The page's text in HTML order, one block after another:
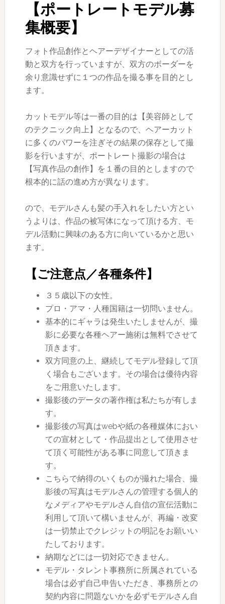
【ポートレートモデル募
集概要】
フォト作品創作とヘアーデザイナーとしての活
動と双方を行っていますが、双方のボーダーを
余り意識せずに１つの作品を撮る事を目的とし
ます。
カットモデル等は一番の目的は【美容師として
のテクニック向上】となるので、ヘアーカット
に多くのパワーを注ぎその結果の保存として撮
影を行いますが、ポートレート撮影の場合は
【写真作品の創作】を１番の目的としますので
根本的に話の進め方が異なります。
ので、モデルさんも髪の手入れをしたい方とい
うよりは、作品の被写体になって頂ける方、モ
デル活動に興味のある方に向いているかと思い
ます。
【ご注意点／各種条件】
３５歳以下の女性。
プロ・アマ・人種国籍は一切問いません。
基本的にギャラは発生いたしませんが、撮
影に必要な各種ヘアー施術は無料でさせて
頂きます。
双方同意の上、継続してモデル登録して頂
く場合もございます。その場合は優待内容
をご用意いたします。
撮影後のデータの著作権は私たちが有しま
す。
撮影後の写真はwebや紙の各種媒体におい
ての宣材として・作品提出として使用させ
て頂く可能性がある事に同意して頂きま
す。
こちらで納得のいくものが撮れた場合、撮
影後の写真はモデルさんの管理する個人的
なメディアやモデルさん自信の宣伝活動に
利用して頂いて構いませんが、再編・改変
は一切禁止でクレジットの明記をお願いい
たしております。
納期などには一切対応できません。
モデル・タレント事務所に所属されている
場合は必ず自己申告いただき、事務所との
契約内容に問題ないかを必ずモデルさん自